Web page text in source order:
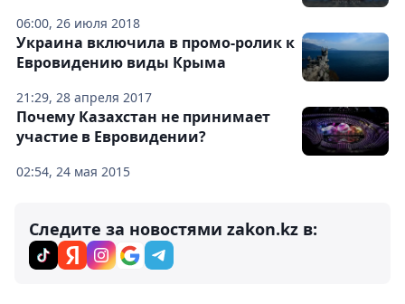
06:00, 26 июля 2018
21:29, 28 апреля 2017
Украина включила в промо-ролик к
Евровидению виды Крыма
02:54, 24 мая 2015
Почему Казахстан не принимает
участие в Евровидении?
Следите за новостями zakon.kz в: